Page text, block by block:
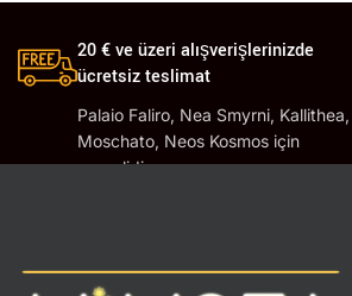
20 € ve üzeri alışverişlerinizde
ücretsiz teslimat
Palaio Faliro, Nea Smyrni, Kallithea,
Moschato, Neos Kosmos için
geçerlidir.